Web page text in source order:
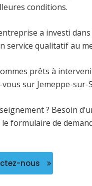
conditions.
a investi
service qualitatif au
prêts à
sur Jemeppe-sur-
? Besoin
formulaire de
nous